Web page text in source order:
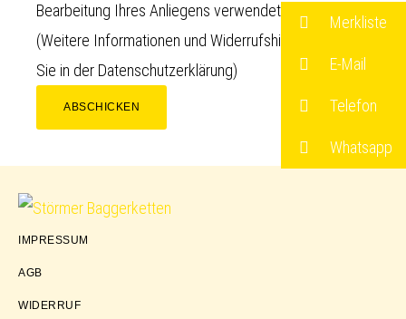
Bearbeitung Ihres Anliegens verwendet werden.
(Weitere Informationen und Widerrufshinweise finden
Sie in der Datenschutzerklärung)
ABSCHICKEN
Störmer
IMPRESSUM
AGB
WIDERRUF
Merkliste
E-Mail
Telefon
Whatsapp